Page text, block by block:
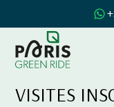
VISITES